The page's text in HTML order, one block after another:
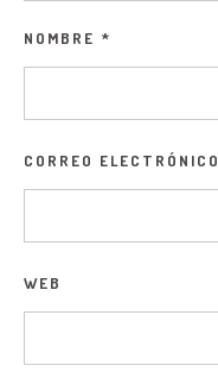
NOMBRE *
CORREO ELECTRÓNICO
WEB